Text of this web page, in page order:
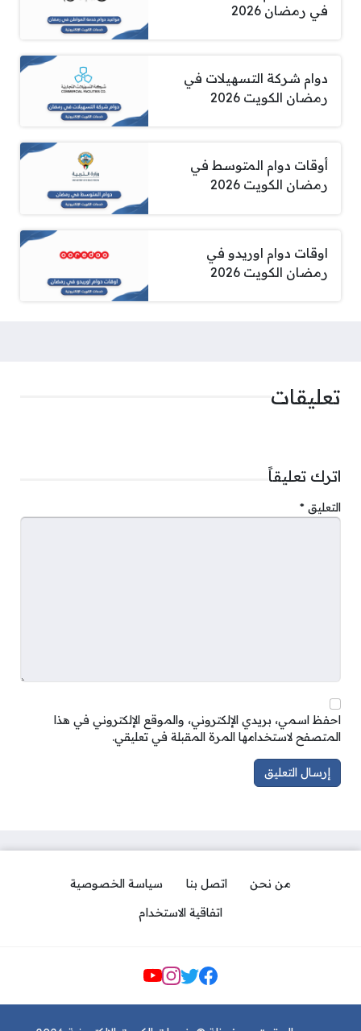
في رمضان 2026
دوام شركة التسهيلات في
رمضان الكويت 2026
أوقات دوام المتوسط في
رمضان الكويت 2026
اوقات دوام اوريدو في
رمضان الكويت 2026
تعليقات
اترك تعليقاً
التعليق *
احفظ اسمي، بريدي الإلكتروني، والموقع الإلكتروني في هذا
المتصفح لاستخدامها المرة المقبلة في تعليقي.
من نحن اتصل بنا
سياسة الخصوصية
اتفاقية الاستخدام
مواقع التواصل